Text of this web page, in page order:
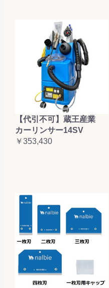
【代引不可】蔵王産業
カーリンサー14SV
￥353,430